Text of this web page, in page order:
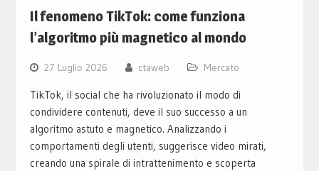
Il fenomeno TikTok: come funziona
l’algoritmo più magnetico al mondo
27 Luglio 2026 ctaweb Mercato
TikTok, il social che ha rivoluzionato il modo di
condividere contenuti, deve il suo successo a un
algoritmo astuto e magnetico. Analizzando i
comportamenti degli utenti, suggerisce video mirati,
creando una spirale di intrattenimento e scoperta